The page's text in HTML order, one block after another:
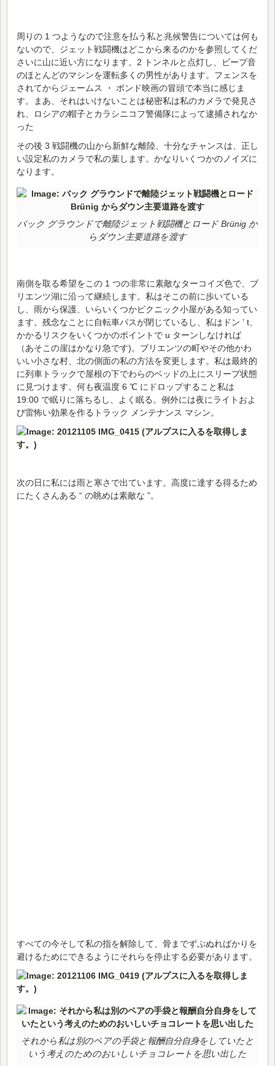
周りの 1 つようなので注意を払う私と兆候警告については何も
ないので、ジェット戦闘機はどこから来るのかを参照してくだ
さいに山に近い方になります。2 トンネルと点灯し、ビープ音
のほとんどのマシンを運転多くの男性があります。フェンスを
されてからジェームス ・ ボンド映画の冒頭で本当に感じま
す。まあ、それはいけないことは秘密私は私のカメラで発見さ
れ、ロシアの帽子とカラシニコフ警備隊によって逮捕されなか
った
その後 3 戦闘機の山から新鮮な離陸、十分なチャンスは、正し
い設定私のカメラで私の葉します。かなりいくつかのノイズに
なります。
バック グラウンドで離陸ジェット戦闘機とロード Brünig か
らダウン主要道路を渡す
南側を取る希望をこの 1 つの非常に素敵なターコイズ色で、ブ
リエンツ湖に沿って継続します。私はそこの前に歩いている
し、雨から保護、いらいくつかピクニック小屋がある知ってい
ます。残念なことに自転車パスが閉じているし、私はドン ’ t、
かかるリスクをいくつかのポイントで u ターンしなければ
（あそこの崖はかなり急です)。ブリエンツの町やその他かわ
いい小さな村、北の側面の私の方法を変更します。私は最終的
に列車トラックで屋根の下でわらのベッドの上にスリープ状態
に見つけます。何も夜温度 6 ℃ にドロップすること私は
19:00 で眠りに落ちるし、よく眠る。例外には夜にライトおよ
び雷怖い効果を作るトラック メンテナンス マシン。
次の日に私には雨と寒さで出ています。高度に達する得るため
にたくさんある “ の眺めは素敵な ”。
すべての今そして私の指を解除して、骨までずぶぬればかりを
避けるためにできるようにそれらを停止する必要があります。
それから私は別のペアの手袋と報酬自分自身をしていたと
いう考えのためのおいしいチョコレートを思い出した